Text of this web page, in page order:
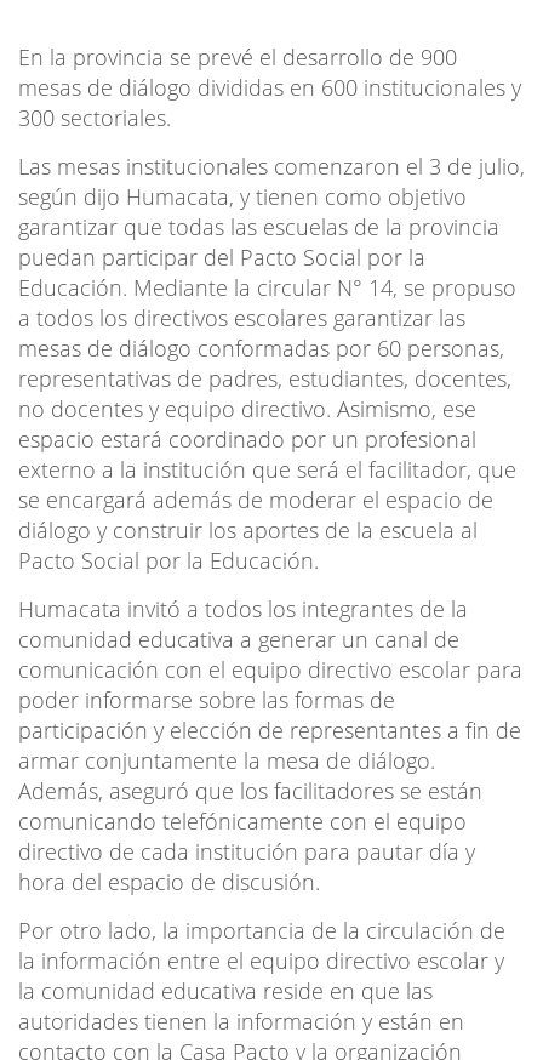
En la provincia se prevé el desarrollo de 900
mesas de diálogo divididas en 600 institucionales y
300 sectoriales.
Las mesas institucionales comenzaron el 3 de julio,
según dijo Humacata, y tienen como objetivo
garantizar que todas las escuelas de la provincia
puedan participar del Pacto Social por la
Educación. Mediante la circular N° 14, se propuso
a todos los directivos escolares garantizar las
mesas de diálogo conformadas por 60 personas,
representativas de padres, estudiantes, docentes,
no docentes y equipo directivo. Asimismo, ese
espacio estará coordinado por un profesional
externo a la institución que será el facilitador, que
se encargará además de moderar el espacio de
diálogo y construir los aportes de la escuela al
Pacto Social por la Educación.
Humacata invitó a todos los integrantes de la
comunidad educativa a generar un canal de
comunicación con el equipo directivo escolar para
poder informarse sobre las formas de
participación y elección de representantes a fin de
armar conjuntamente la mesa de diálogo.
Además, aseguró que los facilitadores se están
comunicando telefónicamente con el equipo
directivo de cada institución para pautar día y
hora del espacio de discusión.
Por otro lado, la importancia de la circulación de
la información entre el equipo directivo escolar y
la comunidad educativa reside en que las
autoridades tienen la información y están en
contacto con la Casa Pacto y la organización